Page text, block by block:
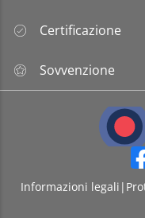
Certificazione
Sovvenzione
Informazioni legali |